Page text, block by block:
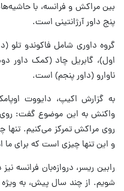
بین مراکش و فرانسه، با
پنج داور آرژانتینی است.
گروه داوری شامل فاکوندو تلو
اول)، گابریل چاد (کمک داور
ناوارو (داور پنجم) است.
به گزارش اکیپ، دایووت
واکنش به این موضوع گفت: روی
روی مراکش تمرکز می‌کنیم.
و این تنها چیزی است که برای ما
رابین ریسر، دروازه‌بان فرانسه
شویم. از چند سال پیش، به